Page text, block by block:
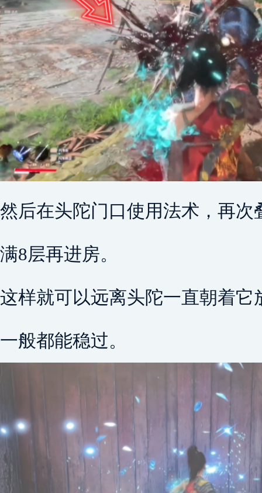
然后在头陀门口使用法术，再
满8层再进房。
这样就可以远离头陀一直朝着
一般都能稳过。